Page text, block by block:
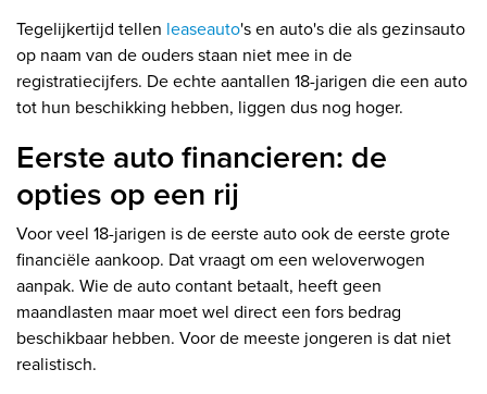
Tegelijkertijd tellen leaseauto's en auto's die als gezinsauto
op naam van de ouders staan niet mee in de
registratiecijfers. De echte aantallen 18-jarigen die een auto
tot hun beschikking hebben, liggen dus nog hoger.
Eerste auto financieren: de
opties op een rij
Voor veel 18-jarigen is de eerste auto ook de eerste grote
financiële aankoop. Dat vraagt om een weloverwogen
aanpak. Wie de auto contant betaalt, heeft geen
maandlasten maar moet wel direct een fors bedrag
beschikbaar hebben. Voor de meeste jongeren is dat niet
realistisch.